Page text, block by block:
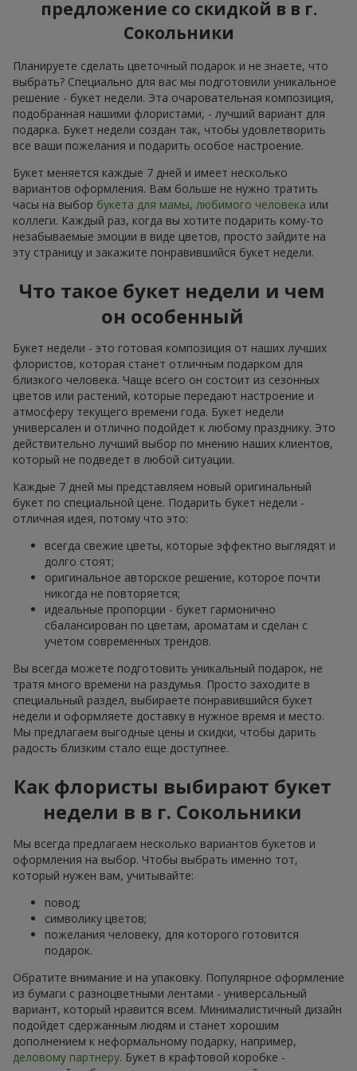
предложение со скидкой в в г.
Сокольники
Планируете сделать цветочный подарок и не знаете, что
выбрать? Специально для вас мы подготовили уникальное
решение - букет недели. Эта очаровательная композиция,
подобранная нашими флористами, - лучший вариант для
подарка. Букет недели создан так, чтобы удовлетворить
все ваши пожелания и подарить особое настроение.
Букет меняется каждые 7 дней и имеет несколько
вариантов оформления. Вам больше не нужно тратить
часы на выбор букета для мамы, любимого человека или
коллеги. Каждый раз, когда вы хотите подарить кому-то
незабываемые эмоции в виде цветов, просто зайдите на
эту страницу и закажите понравившийся букет недели.
Что такое букет недели и чем
он особенный
Букет недели - это готовая композиция от наших лучших
флористов, которая станет отличным подарком для
близкого человека. Чаще всего он состоит из сезонных
цветов или растений, которые передают настроение и
атмосферу текущего времени года. Букет недели
универсален и отлично подойдет к любому празднику. Это
действительно лучший выбор по мнению наших клиентов,
который не подведет в любой ситуации.
Каждые 7 дней мы представляем новый оригинальный
букет по специальной цене. Подарить букет недели -
отличная идея, потому что это:
всегда свежие цветы, которые эффектно выглядят и
долго стоят;
оригинальное авторское решение, которое почти
никогда не повторяется;
идеальные пропорции - букет гармонично
сбалансирован по цветам, ароматам и сделан с
учетом современных трендов.
Вы всегда можете подготовить уникальный подарок, не
тратя много времени на раздумья. Просто заходите в
специальный раздел, выбираете понравившийся букет
недели и оформляете доставку в нужное время и место.
Мы предлагаем выгодные цены и скидки, чтобы дарить
радость близким стало еще доступнее.
Как флористы выбирают букет
недели в в г. Сокольники
Мы всегда предлагаем несколько вариантов букетов и
оформления на выбор. Чтобы выбрать именно тот,
который нужен вам, учитывайте:
повод;
символику цветов;
пожелания человеку, для которого готовится
подарок.
Обратите внимание и на упаковку. Популярное оформление
из бумаги с разноцветными лентами - универсальный
вариант, который нравится всем. Минималистичный дизайн
подойдет сдержанным людям и станет хорошим
дополнением к неформальному подарку, например,
деловому партнеру. Букет в крафтовой коробке -